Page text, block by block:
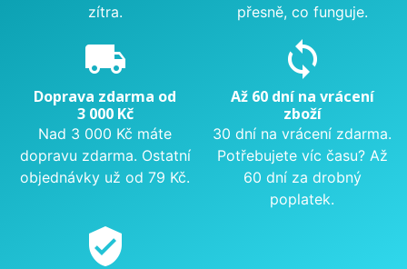
zítra.
přesně, co funguje.
local_shipping
Doprava zdarma od
3 000 Kč
Nad 3 000 Kč máte
dopravu zdarma. Ostatní
objednávky už od 79 Kč.
sync
Až 60 dní na vrácení
zboží
30 dní na vrácení zdarma.
Potřebujete víc času? Až
60 dní za drobný
poplatek.
verified_user